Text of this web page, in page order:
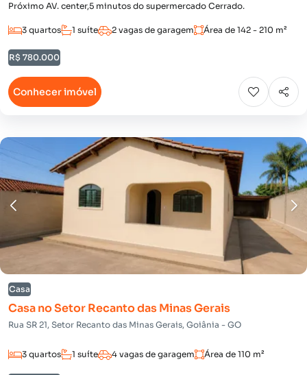
Próximo AV. center,5 minutos do supermercado Cerrado.
3 quartos 1 suíte 2 vagas de garagem Área de 142 - 210 m²
R$ 780.000
Conhecer imóvel
Casa
Casa no Setor Recanto das Minas Gerais
Rua SR 21, Setor Recanto das Minas Gerais, Goiânia - GO
3 quartos 1 suíte 4 vagas de garagem Área de 110 m²